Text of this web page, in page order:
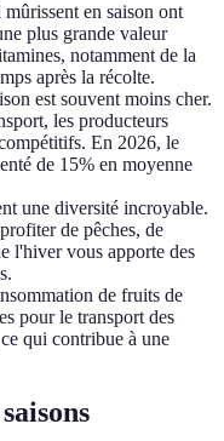
en saison ont
plus grande valeur
notamment de la
après la récolte.
est souvent moins cher.
les producteurs
En 2026, le
de 15% en moyenne
une diversité incroyable.
de pêches, de
l'hiver vous apporte des
de fruits de
pour le transport des
qui contribue à une